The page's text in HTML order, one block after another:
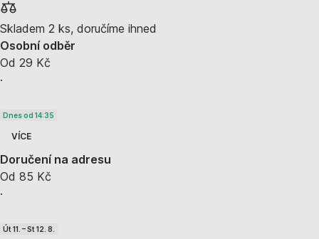
Skladem 2 ks, doručíme ihned
Osobní odběr
Od 29 Kč
·
Dnes od 14:35
VÍCE
Doručení na adresu
Od 85 Kč
·
Út 11. – St 12. 8.